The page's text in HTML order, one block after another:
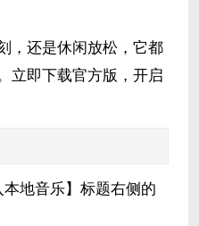
，还是休闲放松，它都
立即下载官方版，开启
地音乐】标题右侧的